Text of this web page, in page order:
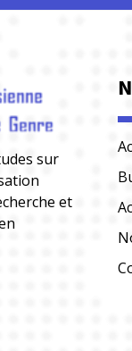
sur
et